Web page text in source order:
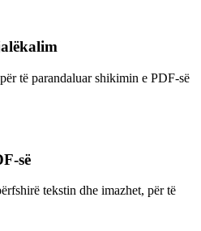
të parandaluar shikimin e PDF-së
së
tekstin dhe imazhet, për të